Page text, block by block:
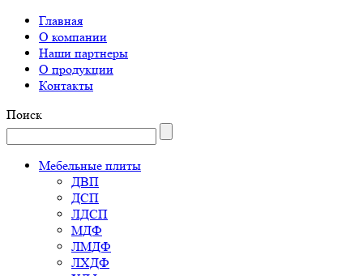
Главная
О компании
Наши партнеры
О продукции
Контакты
Поиск
Мебельные плиты
ДВП
ДСП
ЛДСП
МДФ
ЛМДФ
ЛХДФ